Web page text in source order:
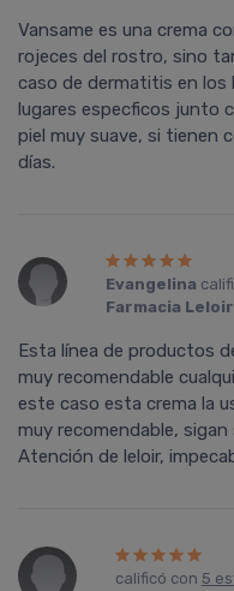
Vansame es una crema
rojeces del rostro, sino
caso de dermatitis en los
lugares especficos junto
piel muy suave, si tienen
días.
Evangelina
Farmacia Leloir
Esta línea de productos
muy recomendable
este caso esta crema la
muy recomendable,
Atención de leloir,
calificó con 5